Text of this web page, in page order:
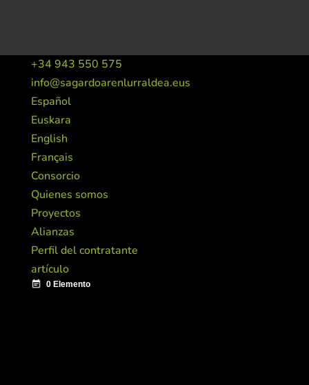
+34 943 550 575
info@sagardoarenlurraldea.eus
Español
Euskara
English
Français
Consorcio
Quienes somos
Proyectos
Alianzas
Perfil del contratante
artículo